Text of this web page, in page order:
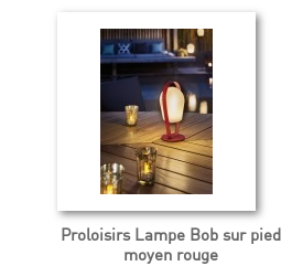
Proloisirs Lampe Bob sur pied
moyen rouge